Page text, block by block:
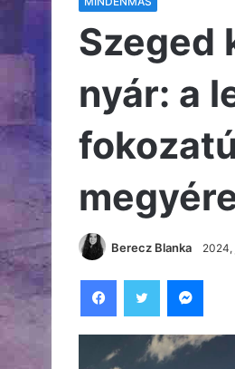
Szeged
nyár: a
Berecz Blanka 2024,